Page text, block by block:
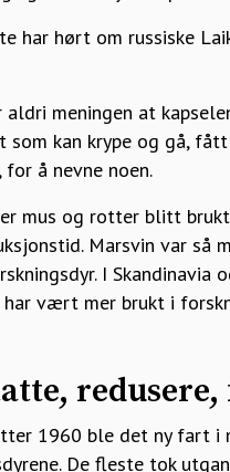
har hørt om russiske
aldri meningen at
som kan krype og gå,
å nevne noen.
mus og rotter blitt brukt
Marsvin var så
I
har vært mer brukt i
1960 ble det ny fart i
De fleste tok